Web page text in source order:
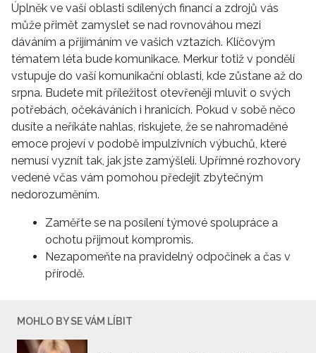
Úplněk ve vaší oblasti sdílených financí a zdrojů vás
může přimět zamyslet se nad rovnováhou mezi
dáváním a přijímáním ve vašich vztazích. Klíčovým
tématem léta bude komunikace. Merkur totiž v pondělí
vstupuje do vaší komunikační oblasti, kde zůstane až do
srpna. Budete mít příležitost otevřeněji mluvit o svých
potřebách, očekáváních i hranicích. Pokud v sobě něco
dusíte a neříkáte nahlas, riskujete, že se nahromaděné
emoce projeví v podobě impulzivních výbuchů, které
nemusí vyznít tak, jak jste zamýšleli. Upřímné rozhovory
vedené včas vám pomohou předejít zbytečným
nedorozuměním.
Zaměřte se na posílení týmové spolupráce a
ochotu přijmout kompromis.
Nezapomeňte na pravidelný odpočinek a čas v
přírodě.
MOHLO BY SE VÁM LÍBIT